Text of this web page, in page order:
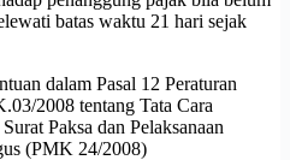
batas waktu 21 hari sejak
dalam Pasal 12 Peraturan
2008 tentang Tata Cara
Paksa dan Pelaksanaan
(PMK 24/2008)